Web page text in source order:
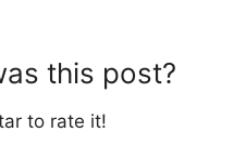
this post?
to rate it!